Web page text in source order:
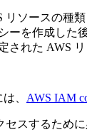
リソースの種
ーを作成した
された AWS
、 AWS IAM
セスするため